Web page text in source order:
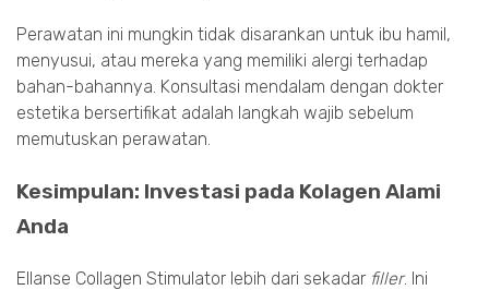
Perawatan ini mungkin tidak disarankan untuk ibu hamil,
menyusui, atau mereka yang memiliki alergi terhadap
bahan-bahannya. Konsultasi mendalam dengan dokter
estetika bersertifikat adalah langkah wajib sebelum
memutuskan perawatan.
Kesimpulan: Investasi pada Kolagen Alami
Anda
Ellanse Collagen Stimulator lebih dari sekadar filler. Ini